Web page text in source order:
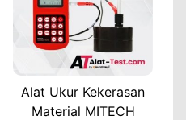
Alat Ukur Kekerasan
Material MITECH